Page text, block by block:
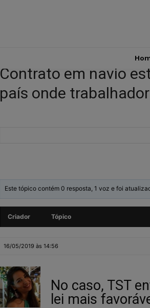
Contrato em navio
país onde
Este tópico contém 0 resposta, 1 voz e foi
Criador Tópico
16/05/2019 às 14:56
No caso, TST
lei mais